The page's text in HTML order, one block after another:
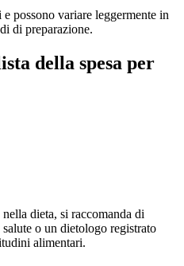
possono variare leggermente in
di preparazione.
della spesa per
dieta, si raccomanda di
o un dietologo registrato
alimentari.